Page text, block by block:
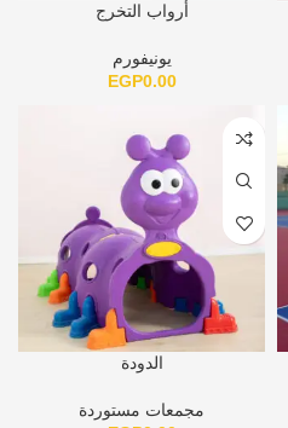
أرواب التخرج
يونيفورم
EGP0.00
الدودة
مجمعات مستوردة